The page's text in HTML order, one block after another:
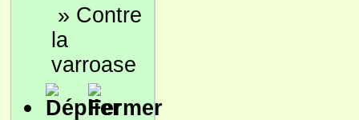
» Contre
la
varroase